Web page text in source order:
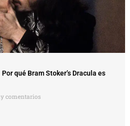
qué Bram Stoker’s Dracula es
comentarios